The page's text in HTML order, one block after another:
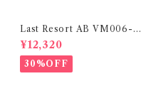
Last Resort AB VM006-M
OC SUEDE BROWN STON
E / GUM
¥12,320
30%OFF